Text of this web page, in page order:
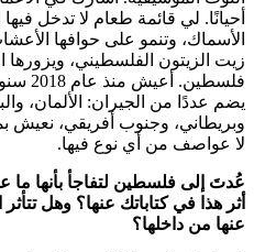
أحيانًا. لي قائمة طعام لا تدخل
الأسماك، وتنمو على حوافها
زيت الزيتون الفلسطيني،
يضم عددًا من الجيران: الألمان،
وبريطاني، وجنوب أفريقي، نعيش
لا عواصف من أي نوع فيها.
عُدتَ إلى فلسطين لتفاجأ بأنها
أثر هذا في كتاباتك عنها؟ وهل
عنها من داخلها؟